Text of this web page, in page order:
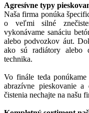
Agresívne typy
Naša firma ponúka
o veľmi silné
vykonávame sanáciu
alebo podvozkov áut.
ako sú radiátory alebo
technika.
Vo finále teda
abrazívne pieskovanie
čistenia nechajte na našu